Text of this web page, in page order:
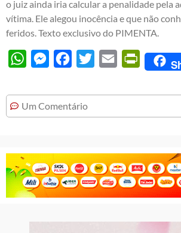
o juiz ainda iria calcular a penalidade pela
vítima. Ele alegou inocência e que não
feridos. Texto exclusivo do PIMENTA.
WhatsAppMessengerFacebook
Twitter Email
Um Comentário